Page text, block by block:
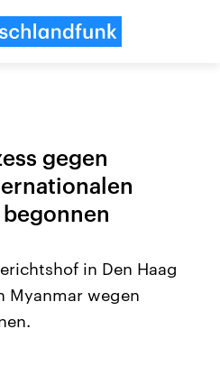
gegen
in Den Haag
Myanmar wegen